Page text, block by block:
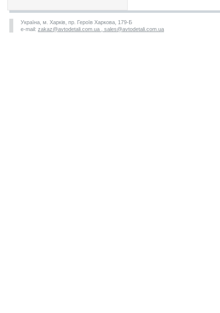
Україна, м. Харків, пр. Героїв Харкова, 179-Б
e-mail: zakaz@avtodetali.com.ua , sales@avtodetali.com.ua